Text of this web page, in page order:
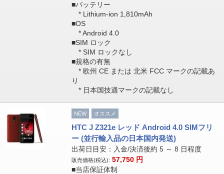
■バッテリー
* Lithium-ion 1,810mAh
■OS
* Android 4.0
■SIM ロック
* SIM ロックなし
■規格の有無
* 欧州 CE または 北米 FCC マークの記載あ
り
* 日本国技適マークの記載なし
NEW オススメ
HTC J Z321e レッド Android 4.0 SIMフリ
ー (並行輸入品の日本国内発送)
出荷日目安：入金/決済後約 5 ～ 8 日程度
販売価格(税込): 57,750 円
■当店保証体制